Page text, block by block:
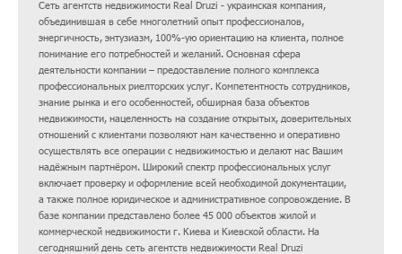
Сеть агентств недвижимости Real Druzi - украинская компания,
объединившая в себе многолетний опыт профессионалов,
энергичность, энтузиазм, 100%-ую ориентацию на клиента, полное
понимание его потребностей и желаний. Основная сфера
деятельности компании – предоставление полного комплекса
профессиональных риелторских услуг. Компетентность сотрудников,
знание рынка и его особенностей, обширная база объектов
недвижимости, нацеленность на создание открытых, доверительных
отношений с клиентами позволяют нам качественно и оперативно
осуществлять все операции с недвижимостью и делают нас Вашим
надёжным партнёром. Широкий спектр профессиональных услуг
включает проверку и оформление всей необходимой документации,
а также полное юридическое и административное сопровождение. В
базе компании представлено более 45 000 объектов жилой и
коммерческой недвижимости г. Киева и Киевской области. На
сегодняшний день сеть агентств недвижимости Real Druzi